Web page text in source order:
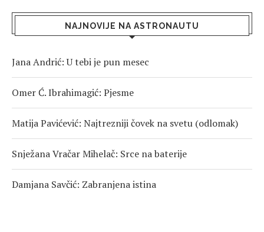
NAJNOVIJE NA ASTRONAUTU
Jana Andrić: U tebi je pun mesec
Omer Ć. Ibrahimagić: Pjesme
Matija Pavićević: Najtrezniji čovek na svetu (odlomak)
Snježana Vračar Mihelač: Srce na baterije
Damjana Savčić: Zabranjena istina